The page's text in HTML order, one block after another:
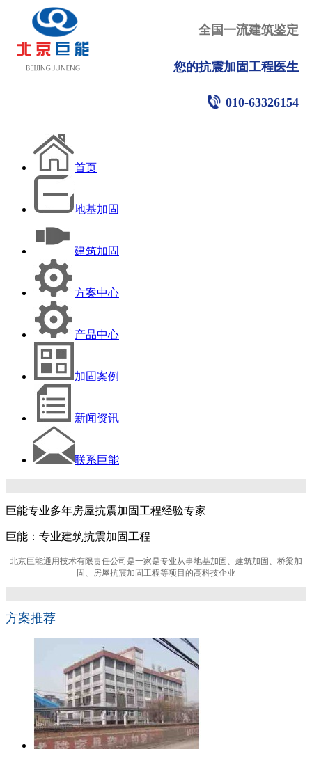
全国一流建筑鉴定
您的抗震加固工程医生
010-63326154
首页
地基加固
建筑加固
方案中心
产品中心
加固案例
新闻资讯
联系巨能
巨能专业多年房屋抗震加固工程经验专家
巨能：专业建筑抗震加固工程
北京巨能通用技术有限责任公司是一家是专业从事地基加固、建筑加固、桥梁加
固、房屋抗震加固工程等项目的高科技企业
方案推荐